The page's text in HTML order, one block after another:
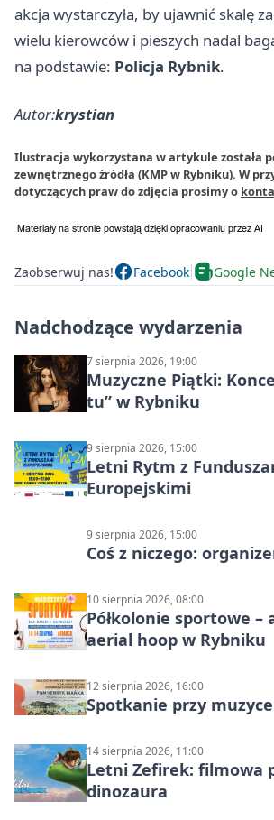
akcja wystarczyła, by ujawnić skalę
wielu kierowców i pieszych nadal
na podstawie: Policja Rybnik.
Autor:krystian
Ilustracja wykorzystana w artykule została
zewnętrznego źródła (KMP w Rybniku). W
dotyczących praw do zdjęcia prosimy o
Zaobserwuj nas! Facebook Google
Nadchodzące wydarzenia
7 sierpnia 2026, 19:00
Muzyczne Piątki:
tu” w Rybniku
9 sierpnia 2026, 15:00
Letni Rytm z
Europejskimi
9 sierpnia 2026, 15:00
Coś z niczego:
10 sierpnia 2026, 08:00
Półkolonie sportowe –
aerial hoop w Rybniku
12 sierpnia 2026, 16:00
Spotkanie przy muzyce
14 sierpnia 2026, 11:00
Letni Zefirek: filmowa
dinozaura